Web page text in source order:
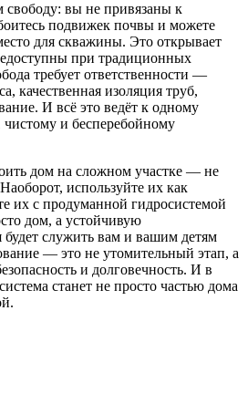
вы не привязаны к
подвижек почвы и можете
для скважины. Это открывает
при традиционных
требует ответственности —
качественная изоляция труб,
И всё это ведёт к одному
чистому и бесперебойному
дом на сложном участке — не
используйте их как
их с продуманной гидросистемой
дом, а устойчивую
будет служить вам и вашим детям
— это не утомительный этап, а
и долговечность. И в
станет не просто частью дома